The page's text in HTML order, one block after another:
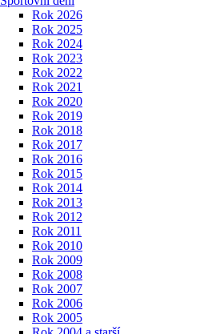
Rok 2026
Rok 2025
Rok 2024
Rok 2023
Rok 2022
Rok 2021
Rok 2020
Rok 2019
Rok 2018
Rok 2017
Rok 2016
Rok 2015
Rok 2014
Rok 2013
Rok 2012
Rok 2011
Rok 2010
Rok 2009
Rok 2008
Rok 2007
Rok 2006
Rok 2005